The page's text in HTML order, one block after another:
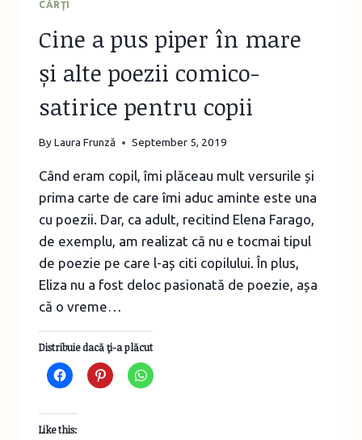
CĂRŢI
Cine a pus piper în mare
și alte poezii comico-
satirice pentru copii
ByLaura Frunză September 5, 2019
Când eram copil, îmi plăceau mult versurile și
prima carte de care îmi aduc aminte este una
cu poezii. Dar, ca adult, recitind Elena Farago,
de exemplu, am realizat că nu e tocmai tipul
de poezie pe care l-aș citi copilului. În plus,
Eliza nu a fost deloc pasionată de poezie, așa
că o vreme…
Distribuie dacă ţi-a plăcut
Like this: